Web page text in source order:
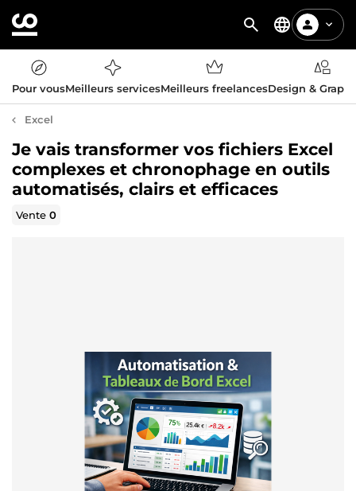
Pour vousMeilleurs servicesMeilleurs freelancesDesign &
Excel
Je vais transformer vos fichiers Excel
complexes et chronophage en outils
automatisés, clairs et efficaces
Vente0